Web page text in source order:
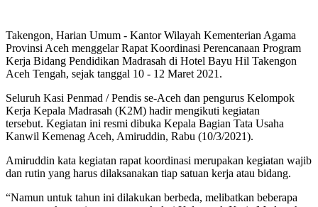
Takengon, Harian Umum - Kantor Wilayah Kementerian Agama
Provinsi Aceh menggelar Rapat Koordinasi Perencanaan Program
Kerja Bidang Pendidikan Madrasah di Hotel Bayu Hil Takengon
Aceh Tengah, sejak tanggal 10 - 12 Maret 2021.
Seluruh Kasi Penmad / Pendis se-Aceh dan pengurus Kelompok
Kerja Kepala Madrasah (K2M) hadir mengikuti kegiatan
tersebut. Kegiatan ini resmi dibuka Kepala Bagian Tata Usaha
Kanwil Kemenag Aceh, Amiruddin, Rabu (10/3/2021).
Amiruddin kata kegiatan rapat koordinasi merupakan kegiatan wajib
dan rutin yang harus dilaksanakan tiap satuan kerja atau bidang.
“Namun untuk tahun ini dilakukan berbeda, melibatkan beberapa